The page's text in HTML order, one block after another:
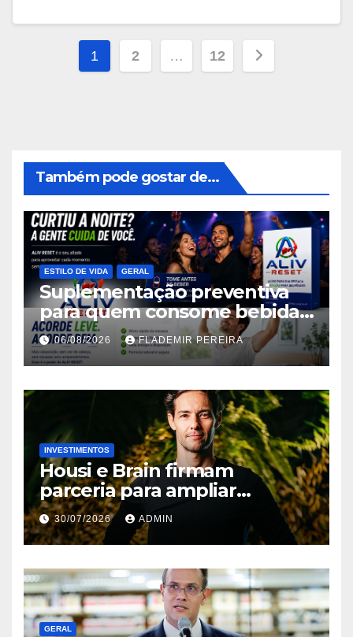
Navegação
1 2 … 12
Também pode gostar de...
ESTILO DE VIDA GERAL
Suplementação preventiva
para quem consome bebidas
alcoólicas ganha espaço no
mercado brasileiro
06/08/2026 FLADEMIR PEREIRA
INVESTIMENTOS
Housi e Brain firmam
parceria para ampliar
inteligência de mercado em
lançamentos imobiliários
30/07/2026 ADMIN
GERAL